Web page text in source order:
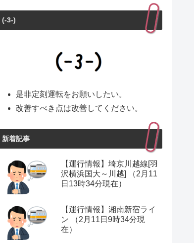
(-3-)
是非定刻運転をお願いしたい。
改善すべき点は改善してください。
新着記事
【運行情報】埼京川越線[羽
沢横浜国大～川越] （2月11
日13時34分現在）
【運行情報】湘南新宿ライ
ン （2月11日9時34分現
在）